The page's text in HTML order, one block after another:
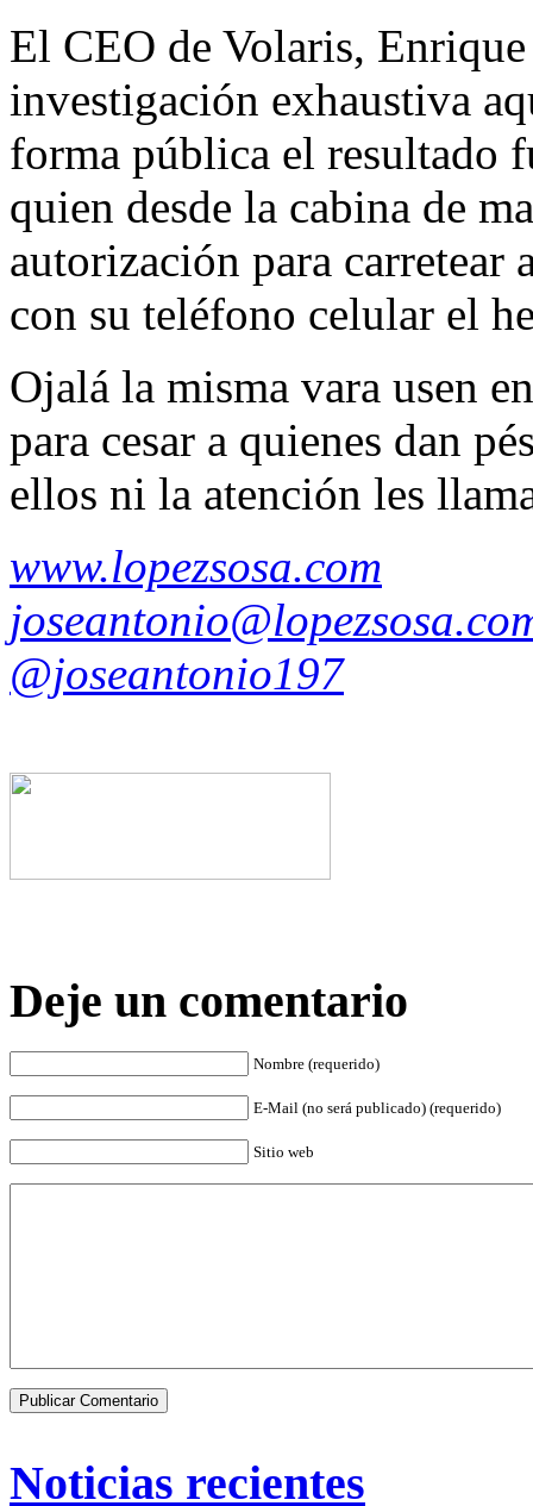
El CEO de Volaris,
investigación exhaustiva
forma pública el resultado
quien desde la cabina de
autorización para carretear
con su teléfono celular el
Ojalá la misma vara usen
para cesar a quienes dan
ellos ni la atención les
www.lopezsosa.com
@joseantonio197
Deje un comentario
Nombre (requerido)
E-Mail (no será publicado) (requerido)
Sitio web
Noticias recientes